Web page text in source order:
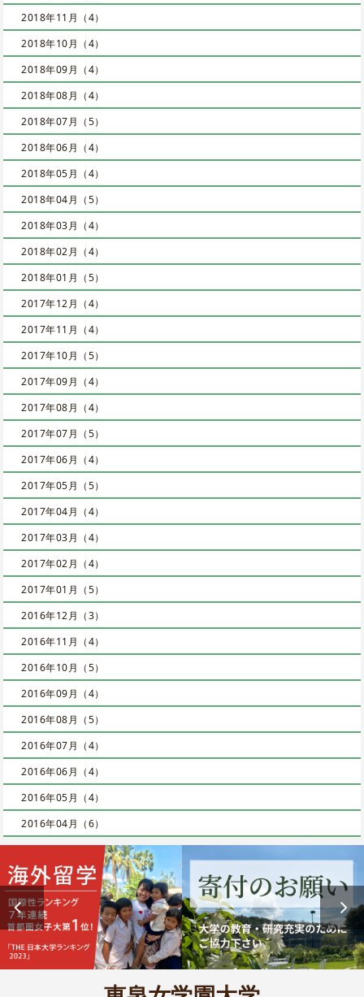
2018年11月（4）
2018年10月（4）
2018年09月（4）
2018年08月（4）
2018年07月（5）
2018年06月（4）
2018年05月（4）
2018年04月（5）
2018年03月（4）
2018年02月（4）
2018年01月（5）
2017年12月（4）
2017年11月（4）
2017年10月（5）
2017年09月（4）
2017年08月（4）
2017年07月（5）
2017年06月（4）
2017年05月（5）
2017年04月（4）
2017年03月（4）
2017年02月（4）
2017年01月（5）
2016年12月（3）
2016年11月（4）
2016年10月（5）
2016年09月（4）
2016年08月（5）
2016年07月（4）
2016年06月（4）
2016年05月（4）
2016年04月（6）